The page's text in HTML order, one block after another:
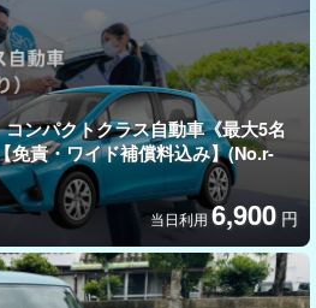
ンパクトクラス自動車《最大5名
免責・ワイド補償料込み】(No.r-
当日利用 6,900 円